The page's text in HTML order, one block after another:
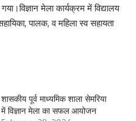
मेला कार्यक्रम में विद्यालय
पालक, व महिला स्व सहायता
शासकीय पूर्व माध्यमिक शाला सेमरिया
में विज्ञान मेला का सफल आयोजन